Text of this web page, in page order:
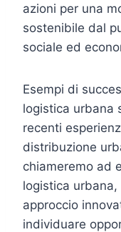
azioni per una
sostenibile dal
sociale ed
Esempi di
logistica urbana
recenti
distribuzione
chiameremo ad
logistica
approccio
individuare